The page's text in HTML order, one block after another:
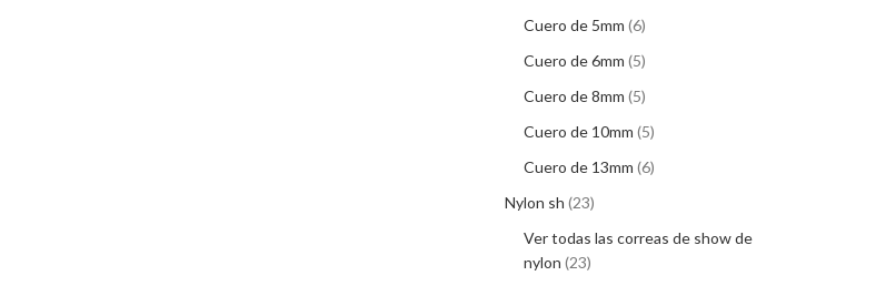
Cuero de 5mm 6
Cuero de 6mm 5
Cuero de 8mm 5
Cuero de 10mm 5
Cuero de 13mm 6
Nylon sh 23
Ver todas las correas de show de
nylon 23